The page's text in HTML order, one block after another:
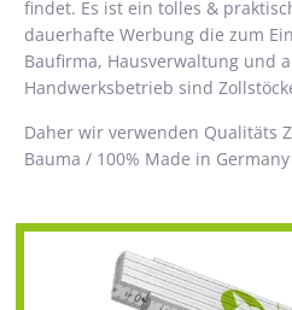
findet. Es ist ein tolles &
dauerhafte Werbung die zum
Baufirma, Hausverwaltung und
Handwerksbetrieb sind
Daher wir verwenden Qualitäts
Bauma / 100% Made in